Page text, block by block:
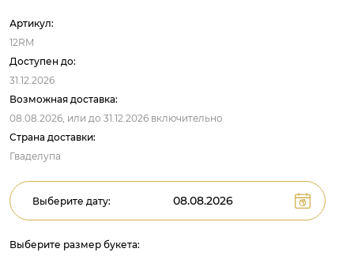
Артикул:
12RM
Доступен до:
31.12.2026
Возможная доставка:
08.08.2026, или до 31.12.2026 включительно
Страна доставки:
Гваделупа
Выберите дату:
Выберите размер букета: